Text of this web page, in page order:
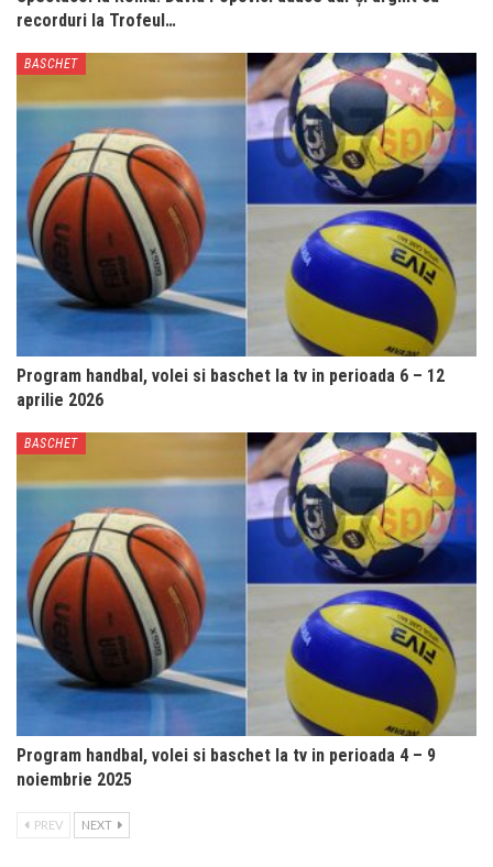
recorduri la Trofeul…
BASCHET
Program handbal, volei si baschet la tv in perioada 6 – 12
aprilie 2026
BASCHET
Program handbal, volei si baschet la tv in perioada 4 – 9
noiembrie 2025
PREV NEXT